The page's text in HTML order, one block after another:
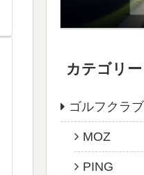
カテゴリー
ゴルフクラブ
MOZ
PING